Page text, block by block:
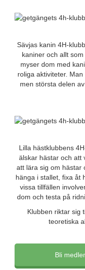
Sävjas kanin 4H-
kaniner och allt
myser dom med
roliga aktiviteter.
men största delen
Lilla hästklubbens
älskar hästar och att
att lära sig om hästar
hänga i stallet, fixa åt
vissa tillfällen
dom och testa på
Klubben riktar sig
teoretiska
Bli